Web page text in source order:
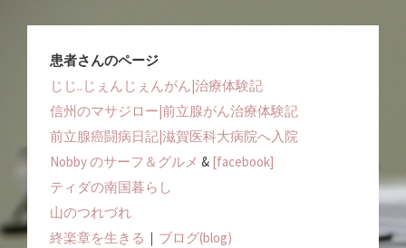
患者さんのページ
じじ..じぇんじぇんがん|治療体験記
信州のマサジロー|前立腺がん治療体験記
前立腺癌闘病日記|滋賀医科大病院へ入院
Nobby のサーフ＆グルメ & [facebook]
ティダの南国暮らし
山のつれづれ
終楽章を生きる ｜ ブログ(blog)